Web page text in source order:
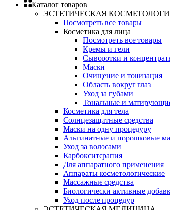
Каталог товаров
ЭСТЕТИЧЕСКАЯ
Посмотреть все товары
Косметика для лица
Посмотреть все товары
Кремы и гели
Сыворотки и
Маски
Очищение и тонизация
Область вокруг глаз
Уход за губами
Тональные и
Косметика для тела
Солнцезащитные средства
Маски на одну процедуру
Альгинатные и порошковые
Уход за волосами
Карбокситерапия
Для аппаратного применения
Аппараты косметологические
Массажные средства
Биологически активные
Уход после процедур